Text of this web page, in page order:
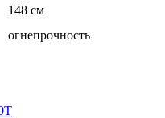
148 см
огнепрочность